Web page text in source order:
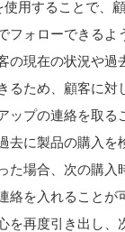
用することで、
フォローできるよ
の現在の状況や過
るため、顧客に対
ップの連絡を取る
去に製品の購入を
た場合、次の購入
絡を入れることが
を再度引き出し、